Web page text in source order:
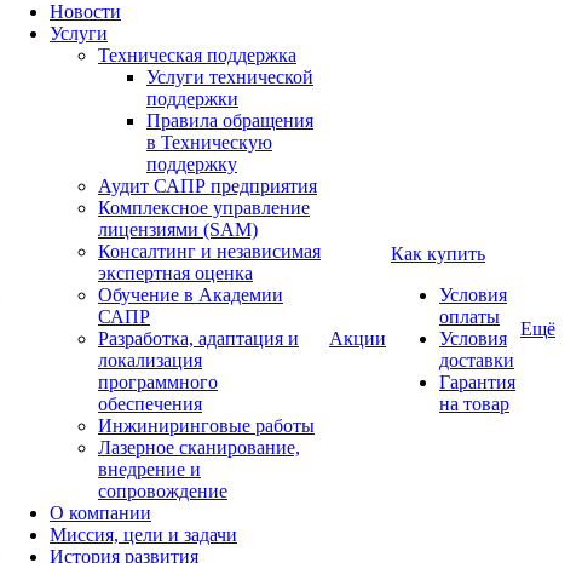
Новости
Услуги
Техническая поддержка
Услуги технической
поддержки
Правила обращения
в Техническую
поддержку
Аудит САПР предприятия
Комплексное управление
лицензиями (SAM)
Консалтинг и независимая
экспертная оценка
Обучение в Академии
САПР
Разработка, адаптация и
локализация
программного
обеспечения
Инжиниринговые работы
Лазерное сканирование,
внедрение и
сопровождение
О компании
Миссия, цели и задачи
История развития
Акции
Как купить
Условия
оплаты
Условия
доставки
Гарантия
на товар
Ещё